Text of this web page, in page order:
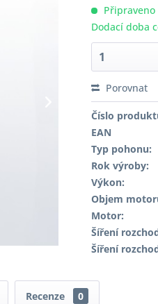
Dodací doba
Porovnat
Číslo
EAN
Typ pohonu:
Rok výroby:
Výkon:
Objem
Motor:
Šíření
Šíření
Recenze 0